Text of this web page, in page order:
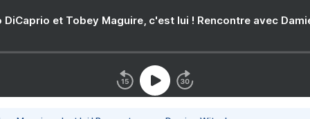
DiCaprio et Tobey Maguire, c'est lui ! Rencontre avec